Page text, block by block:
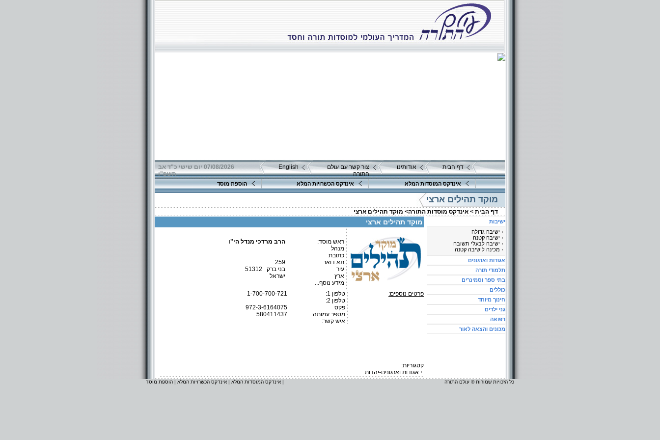
דף הבית אודותינו
צור קשר עם עולם
התורה
English
07/08/2026 יום שישי כ"ד אב
תשפ"ו
אינדקס המוסדות המלא אינדקס הכשרויות המלא הוספת מוסד
מוקד תהילים ארצי
דף הבית > אינדקס מוסדות התורה> מוקד תהילים ארצי
מוקד תהילים ארצי
ראש מוסד:
הרב מרדכי מנדל הי"ו
מנהל
כתובת
תא דואר
259
עיר
בני ברק 51312
ארץ
ישראל
מידע נוסף...
פרטים נוספים:
טלפון 1:
טלפון 2:
פקס
מספר עמותה:
איש קשר:
1-700-700-721
972-3-6164075
580411437
קטגוריות:
אגודות וארגונים-יהדות
ישיבות
ישיבה גדולה
ישיבה קטנה
ישיבה לבעלי תשובה
מכינה לישיבה קטנה
אגודות וארגונים
תלמודי תורה
בתי ספר וסמינרים
כוללים
חינוך מיוחד
גני ילדים
רפואה
מכונים והצאה לאור
כל הזכויות שמורות © עולם התורה אינדקס המוסדות המלא | אינדקס הכשרויות המלא | הוספת מוסד |